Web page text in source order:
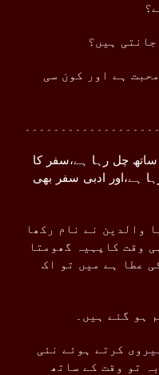
سے محبت ہے اور کون سی
چل رہا ہے،سفر کا
ہے،اور ادبی سفر بھی
کیا والدین نے نام رکھا
وقت کاپہیہ گھومتا
عطا ہے میں تو اک
کی پیروی کرتے ہوئے نئی
تو وقت کے ساتھ